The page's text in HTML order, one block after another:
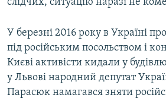
слідчих, ситуацію наразі не
У березні 2016 року в Україні
під російським посольством і
Києві активісти кидали у
у Львові народний депутат
Парасюк намагався зняти